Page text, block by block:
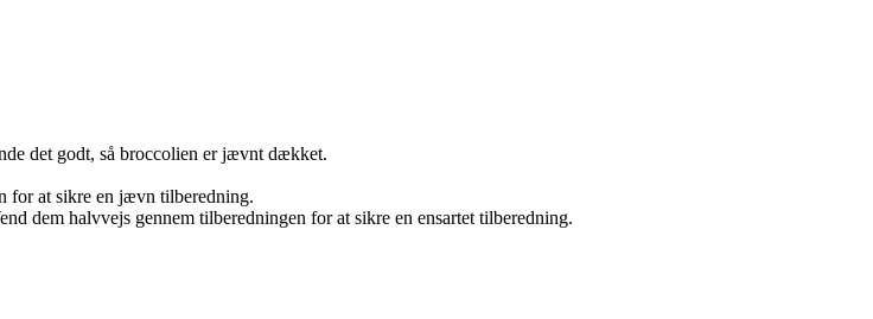
det godt, så broccolien er jævnt dækket.
for at sikre en jævn tilberedning.
dem halvvejs gennem tilberedningen for at sikre en ensartet tilberedning.